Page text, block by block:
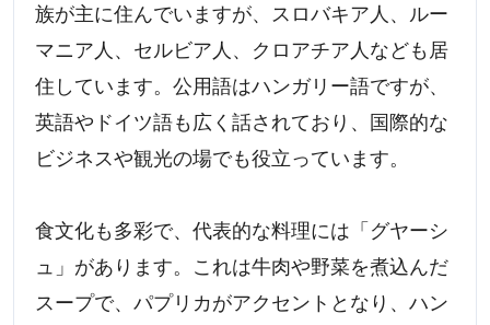
族が主に住んでいますが、スロバキア人、ルー
マニア人、セルビア人、クロアチア人なども居
住しています。公用語はハンガリー語ですが、
英語やドイツ語も広く話されており、国際的な
ビジネスや観光の場でも役立っています。
食文化も多彩で、代表的な料理には「グヤーシ
ュ」があります。これは牛肉や野菜を煮込んだ
スープで、パプリカがアクセントとなり、ハン